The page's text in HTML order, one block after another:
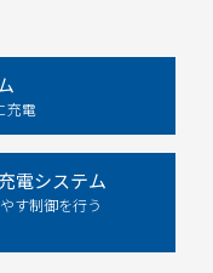
充電
電システム
す制御を行う